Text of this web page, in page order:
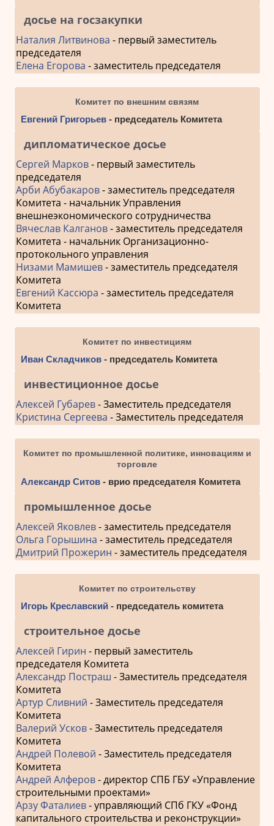
досье на госзакупки
Наталия Литвинова - первый заместитель
председателя
Елена Егорова - заместитель председателя
Комитет по внешним связям
Евгений Григорьев- председатель Комитета
дипломатическое досье
Сергей Марков- первый заместитель
председателя
Арби Абубакаров- заместитель председателя
Комитета - начальник Управления
внешнеэкономического сотрудничества
Вячеслав Калганов- заместитель председателя
Комитета - начальник Организационно-
протокольного управления
Низами Мамишев- заместитель председателя
Комитета
Евгений Кассюра - заместитель председателя
Комитета
Комитет по инвестициям
Иван Складчиков- председатель Комитета
инвестиционное досье
Алексей Губарев- Заместитель председателя
Кристина Сергеева - Заместитель председателя
Комитет по промышленной политике, инновациям и
торговле
Александр Ситов- врио председателя Комитета
промышленное досье
Алексей Яковлев- заместитель председателя
Ольга Горышина - заместитель председателя
Дмитрий Прожерин - заместитель председателя
Комитет по строительству
Игорь Креславский - председатель комитета
строительное досье
Алексей Гирин - первый заместитель
председателя Комитета
Александр Постраш - Заместитель председателя
Комитета
Артур Сливний - Заместитель председателя
Комитета
Валерий Усков- Заместитель председателя
Комитета
Андрей Полевой - Заместитель председателя
Комитета
Андрей Алферов- директор СПБ ГБУ «Управление
строительными проектами»
Арзу Фаталиев- управляющий СПб ГКУ «Фонд
капитального строительства и реконструкции»